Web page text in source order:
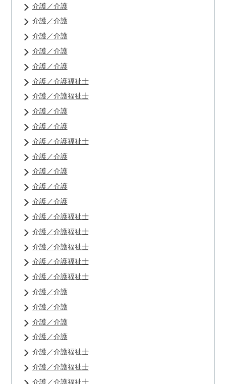
介護／介護
介護／介護
介護／介護
介護／介護
介護／介護
介護／介護福祉士
介護／介護福祉士
介護／介護
介護／介護
介護／介護福祉士
介護／介護
介護／介護
介護／介護
介護／介護
介護／介護福祉士
介護／介護福祉士
介護／介護福祉士
介護／介護福祉士
介護／介護福祉士
介護／介護
介護／介護
介護／介護
介護／介護
介護／介護福祉士
介護／介護福祉士
介護／介護福祉士